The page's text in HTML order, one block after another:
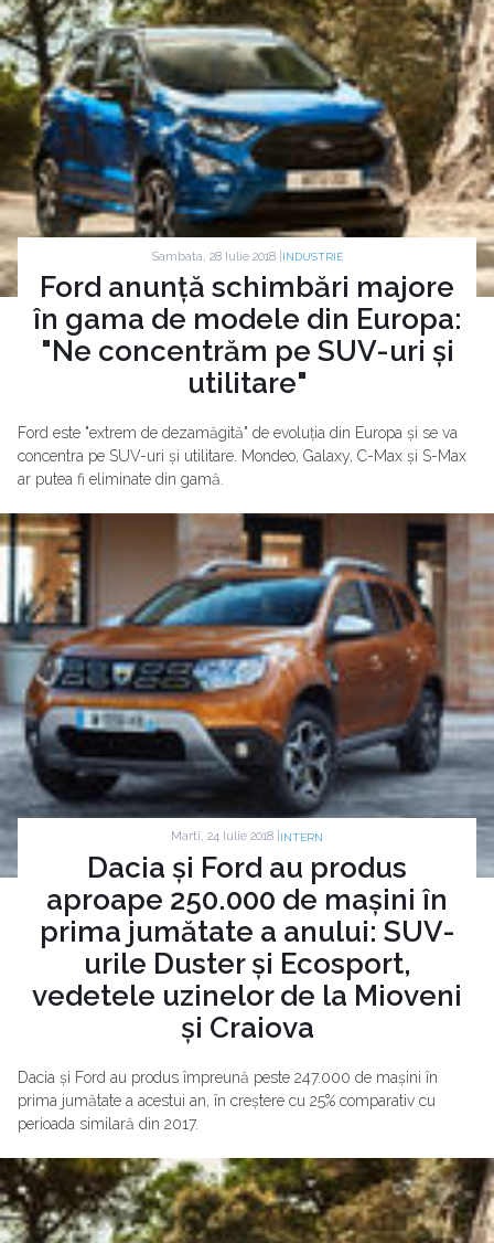
Sambata, 28 Iulie 2018 | INDUSTRIE
Ford anunță schimbări majore
în gama de modele din Europa:
"Ne concentrăm pe SUV-uri și
utilitare"
Ford este "extrem de dezamăgită" de evoluția din Europa și se va
concentra pe SUV-uri și utilitare. Mondeo, Galaxy, C-Max și S-Max
ar putea fi eliminate din gamă.
Marti, 24 Iulie 2018 | INTERN
Dacia și Ford au produs
aproape 250.000 de mașini în
prima jumătate a anului: SUV-
urile Duster și Ecosport,
vedetele uzinelor de la Mioveni
și Craiova
Dacia și Ford au produs împreună peste 247.000 de mașini în
prima jumătate a acestui an, în creștere cu 25% comparativ cu
perioada similară din 2017.